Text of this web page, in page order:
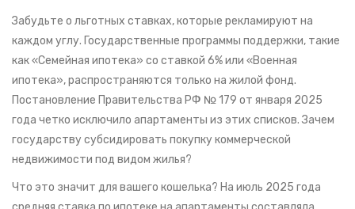
Забудьте о льготных ставках, которые рекламируют на
каждом углу. Государственные программы поддержки, такие
как «Семейная ипотека» со ставкой 6% или «Военная
ипотека», распространяются только на жилой фонд.
Постановление Правительства РФ № 179 от января 2025
года четко исключило апартаменты из этих списков. Зачем
государству субсидировать покупку коммерческой
недвижимости под видом жилья?
Что это значит для вашего кошелька? На июль 2025 года